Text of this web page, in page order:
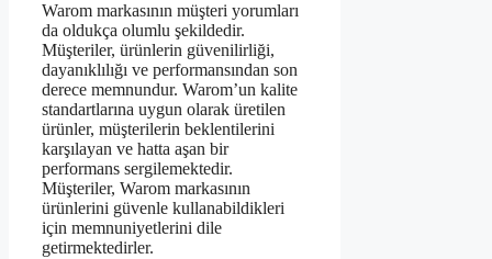
Warom markasının müşteri yorumları
da oldukça olumlu şekildedir.
Müşteriler, ürünlerin güvenilirliği,
dayanıklılığı ve performansından son
derece memnundur. Warom’un kalite
standartlarına uygun olarak üretilen
ürünler, müşterilerin beklentilerini
karşılayan ve hatta aşan bir
performans sergilemektedir.
Müşteriler, Warom markasının
ürünlerini güvenle kullanabildikleri
için memnuniyetlerini dile
getirmektedirler.